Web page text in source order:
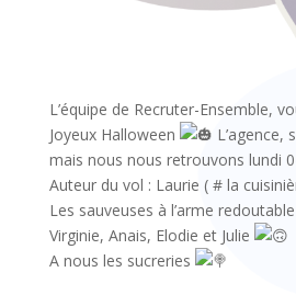
L’équipe de Recruter-Ensemble,
Joyeux Halloween
L’agence,
mais nous nous retrouvons lundi
Auteur du vol : Laurie ( # la
Les sauveuses à l’arme redoutable
Virginie, Anais, Elodie et Julie
A nous les sucreries